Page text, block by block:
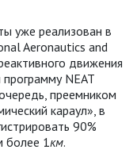
уже реализован в
Aeronautics and
движения
NEAT
преемником
караул», в
90%
более 1км.